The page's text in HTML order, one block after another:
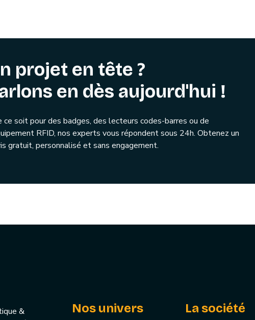
projet en tête ?
en dès aujourd'hui !
ce soit pour des badges, des lecteurs codes-barres ou de
RFID, nos experts vous répondent sous 24h. Obtenez un
gratuit, personnalisé et sans engagement.
&
Nos univers La société